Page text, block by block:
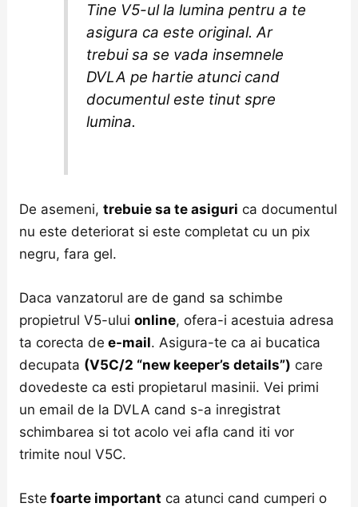
Tine V5-ul la lumina pentru a te
asigura ca este original. Ar
trebui sa se vada insemnele
DVLA pe hartie atunci cand
documentul este tinut spre
lumina.
De asemeni,trebuie sa te asiguri ca documentul
nu este deteriorat si este completat cu un pix
negru, fara gel.
Daca vanzatorul are de gand sa schimbe
propietrul V5-uluionline, ofera-i acestuia adresa
ta corecta de e-mail. Asigura-te ca ai bucatica
decupata (V5C/2 “new keeper’s details”) care
dovedeste ca esti propietarul masinii. Vei primi
un email de la DVLA cand s-a inregistrat
schimbarea si tot acolo vei afla cand iti vor
trimite noul V5C.
Este foarte important ca atunci cand cumperi o